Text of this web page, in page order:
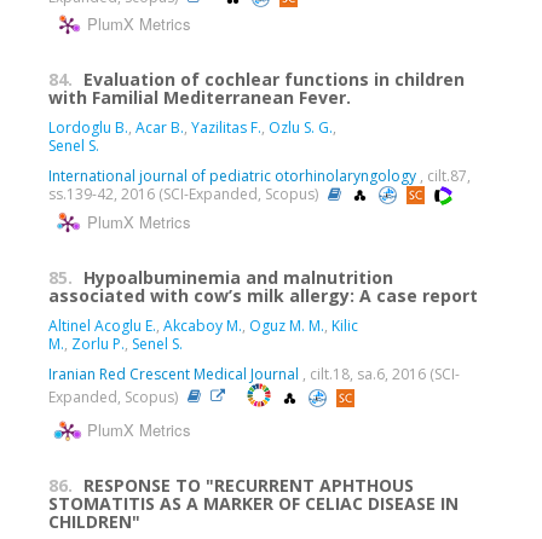
PlumX Metrics
84. Evaluation of cochlear functions in children
with Familial Mediterranean Fever.
Lordoglu B., Acar B., Yazilitas F., Ozlu S. G.,
Senel S.
International journal of pediatric otorhinolaryngology , cilt.87,
ss.139-42, 2016 (SCI-Expanded, Scopus)
PlumX Metrics
85. Hypoalbuminemia and malnutrition
associated with cow’s milk allergy: A case report
Altinel Acoglu E., Akcaboy M., Oguz M. M., Kilic
M., Zorlu P., Senel S.
Iranian Red Crescent Medical Journal , cilt.18, sa.6, 2016 (SCI-
Expanded, Scopus)
PlumX Metrics
86. RESPONSE TO "RECURRENT APHTHOUS
STOMATITIS AS A MARKER OF CELIAC DISEASE IN
CHILDREN"